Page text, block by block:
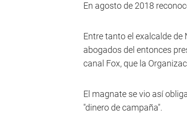
En agosto de 2018
Entre tanto el exalcalde de
abogados del entonces
canal Fox, que la
El magnate se vio así
"dinero de campaña".